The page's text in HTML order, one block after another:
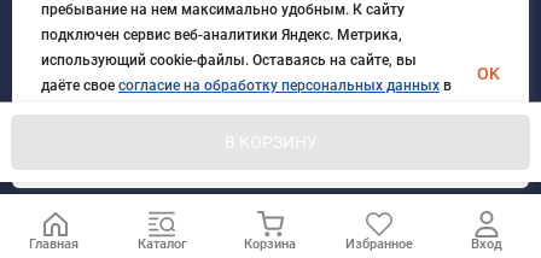
В КОРЗИНУ
© 2026 БлагАвтоКомплект. Все права защищены
Главная Каталог Корзина Избранное Вход
пребывание на нем максимально удобным. К cайту
подключен сервис веб-аналитики Яндекс. Метрика,
использующий cookie-файлы. Оставаясь на сайте, вы
даёте свое согласие на обработку персональных данных в
порядке, указанном вПолитике обработки персональных
OK